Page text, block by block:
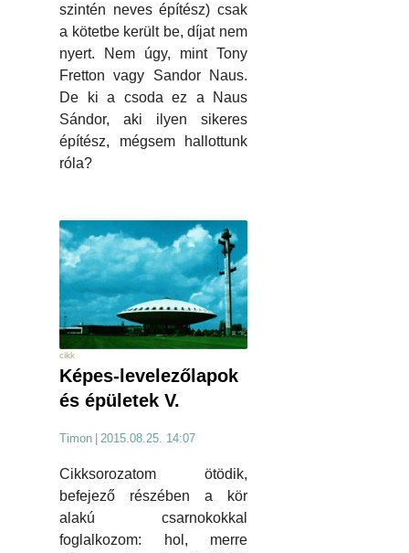
szintén neves építész) csak
a kötetbe került be, díjat nem
nyert. Nem úgy, mint Tony
Fretton vagy Sandor Naus.
De ki a csoda ez a Naus
Sándor, aki ilyen sikeres
építész, mégsem hallottunk
róla?
cikk
Képes-levelezőlapok
és épületek V.
Timon 2015.08.25. 14:07
Cikksorozatom ötödik,
befejező részében a kör
alakú csarnokokkal
foglalkozom: hol, merre